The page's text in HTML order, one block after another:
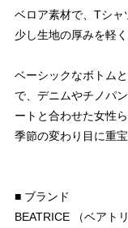
ベロア素材で、Tシャ
少し生地の厚みを軽
ベーシックなボトム
で、デニムやチノパ
ートと合わせた女性
季節の変わり目に重
■ ブランド
BEATRICE （ベアトリ